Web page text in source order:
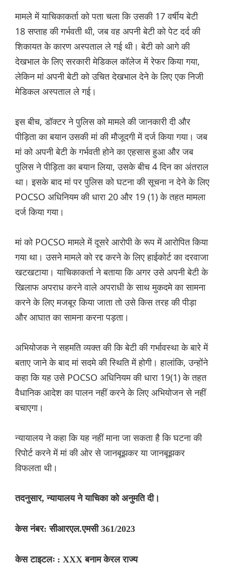
मामले में याचिकाकर्ता को पता चला कि उसकी 17 वर्षीय बेटी
18 सप्ताह की गर्भवती थी, जब वह अपनी बेटी को पेट दर्द की
शिकायत के कारण अस्पताल ले गई थी। बेटी को आगे की
देखभाल के लिए सरकारी मेडिकल कॉलेज में रेफर किया गया,
लेकिन मां अपनी बेटी को उचित देखभाल देने के लिए एक निजी
मेडिकल अस्पताल ले गई।
इस बीच, डॉक्टर ने पुलिस को मामले की जानकारी दी और
पीड़िता का बयान उसकी मां की मौजूदगी में दर्ज किया गया। जब
मां को अपनी बेटी के गर्भवती होने का एहसास हुआ और जब
पुलिस ने पीड़िता का बयान लिया, उसके बीच 4 दिन का अंतराल
था। इसके बाद मां पर पुलिस को घटना की सूचना न देने के लिए
POCSO अधिनियम की धारा 20 और 19 (1) के तहत मामला
दर्ज किया गया।
मां को POCSO मामले में दूसरे आरोपी के रूप में आरोपित किया
गया था। उसने मामले को रद्द करने के लिए हाईकोर्ट का दरवाजा
खटखटाया। याचिकाकर्ता ने बताया कि अगर उसे अपनी बेटी के
खिलाफ अपराध करने वाले अपराधी के साथ मुकदमे का सामना
करने के लिए मजबूर किया जाता तो उसे किस तरह की पीड़ा
और आघात का सामना करना पड़ता।
अभियोजक ने सहमति व्यक्त की कि बेटी की गर्भावस्था के बारे में
बताए जाने के बाद मां सदमे की स्थिति में होगी। हालांकि, उन्होंने
कहा कि यह उसे POCSO अधिनियम की धारा 19(1) के तहत
वैधानिक आदेश का पालन नहीं करने के लिए अभियोजन से नहीं
बचाएगा।
न्यायालय ने कहा कि यह नहीं माना जा सकता है कि घटना की
रिपोर्ट करने में मां की ओर से जानबूझकर या जानबूझकर
विफलता थी।
तदनुसार, न्यायालय ने याचिका को अनुमति दी।
केस नंबर: सीआरएल.एमसी 361/2023
केस टाइटलः : XXX बनाम केरल राज्य